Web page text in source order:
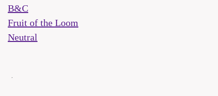
B&C
Fruit of the Loom
Neutral